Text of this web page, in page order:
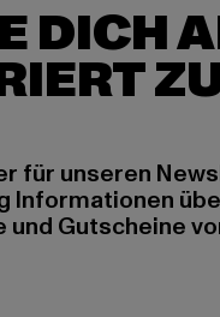
DICH
für unseren
Informationen
und Gutscheine